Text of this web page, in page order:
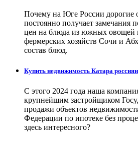
Почему на Юге России дорогие
постоянно получает замечания
цен на блюда из южных овощей
фермерских хозяйств Сочи и
состав блюд.
Купить недвижимость Катара
С этого 2024 года наша
крупнейшим застройщиком
продажи объектов
Федерации по ипотеке без
здесь интересного?